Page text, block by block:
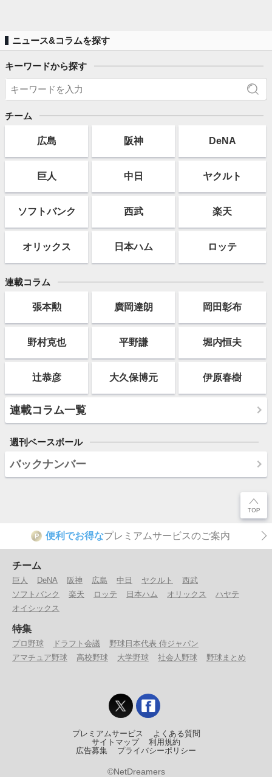
ニュース&コラムを探す
キーワードから探す
チーム
広島 阪神 DeNA
巨人 中日 ヤクルト
ソフト バンク 西武 楽天
オリックス 日本ハム ロッテ
連載コラム
張本勲 廣岡達朗 岡田彰布
野村克也 平野謙 堀内恒夫
辻恭彦 大久保博元 伊原春樹
連載コラム一覧
週刊ベースボール
バックナンバー
P 便利でお得なプレミアムサービスのご案内
チーム
巨人 DeNA 阪神 広島 中日 ヤクルト
西武
ソフトバンク
楽天 ロッテ 日本ハム オリックス
ハヤテ
オイシックス
特集
プロ野球 ドラフト会議
野球日本代表 侍ジャパン
アマチュア野球
高校野球 大学野球 社会人野球 野球まとめ
プレミアムサービス
よくある質問
サイトマップ
利用規約
広告募集
プライバシーポリシー
©NetDreamers